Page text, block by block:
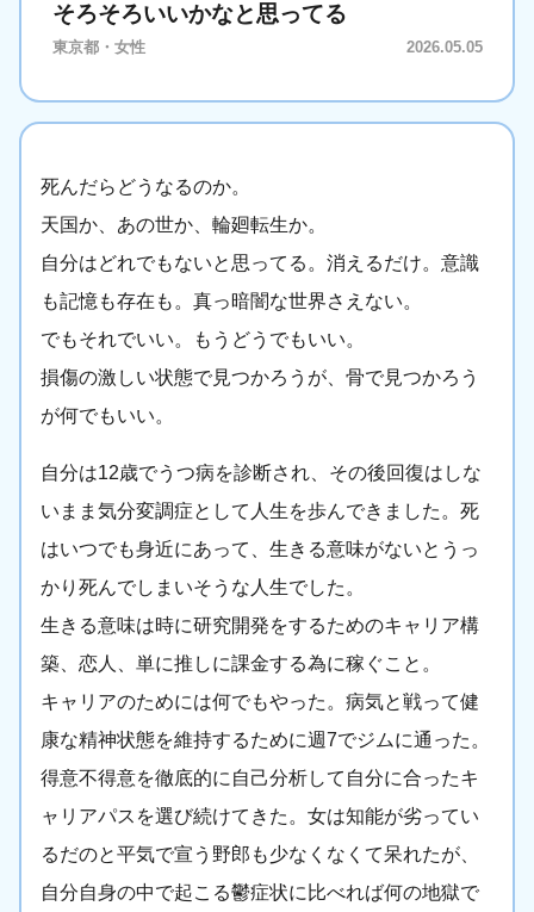
そろそろいいかなと思ってる
東京都・女性 2026.05.05
死んだらどうなるのか。
天国か、あの世か、輪廻転生か。
自分はどれでもないと思ってる。消えるだけ。意識
も記憶も存在も。真っ暗闇な世界さえない。
でもそれでいい。もうどうでもいい。
損傷の激しい状態で見つかろうが、骨で見つかろう
が何でもいい。
自分は12歳でうつ病を診断され、その後回復はしな
いまま気分変調症として人生を歩んできました。死
はいつでも身近にあって、生きる意味がないとうっ
かり死んでしまいそうな人生でした。
生きる意味は時に研究開発をするためのキャリア構
築、恋人、単に推しに課金する為に稼ぐこと。
キャリアのためには何でもやった。病気と戦って健
康な精神状態を維持するために週7でジムに通った。
得意不得意を徹底的に自己分析して自分に合ったキ
ャリアパスを選び続けてきた。女は知能が劣ってい
るだのと平気で宣う野郎も少なくなくて呆れたが、
自分自身の中で起こる鬱症状に比べれば何の地獄で